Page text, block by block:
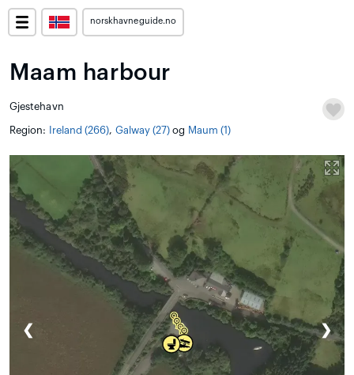
norskhavneguide.no
Maam harbour
Gjestehavn
Region: Ireland (266), Galway (27) og Maum (1)
❮ ❯